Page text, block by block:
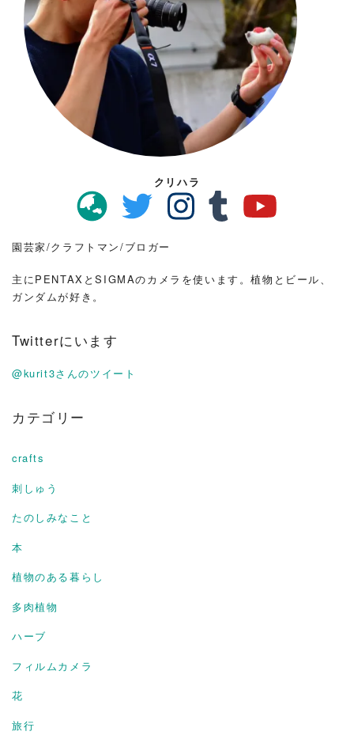
クリハラ
園芸家/クラフトマン/ブロガー
主にPENTAXとSIGMAのカメラを使います。植物とビール、
ガンダムが好き。
Twitterにいます
@kurit3さんのツイート
カテゴリー
crafts
刺しゅう
たのしみなこと
本
植物のある暮らし
多肉植物
ハーブ
フィルムカメラ
花
旅行